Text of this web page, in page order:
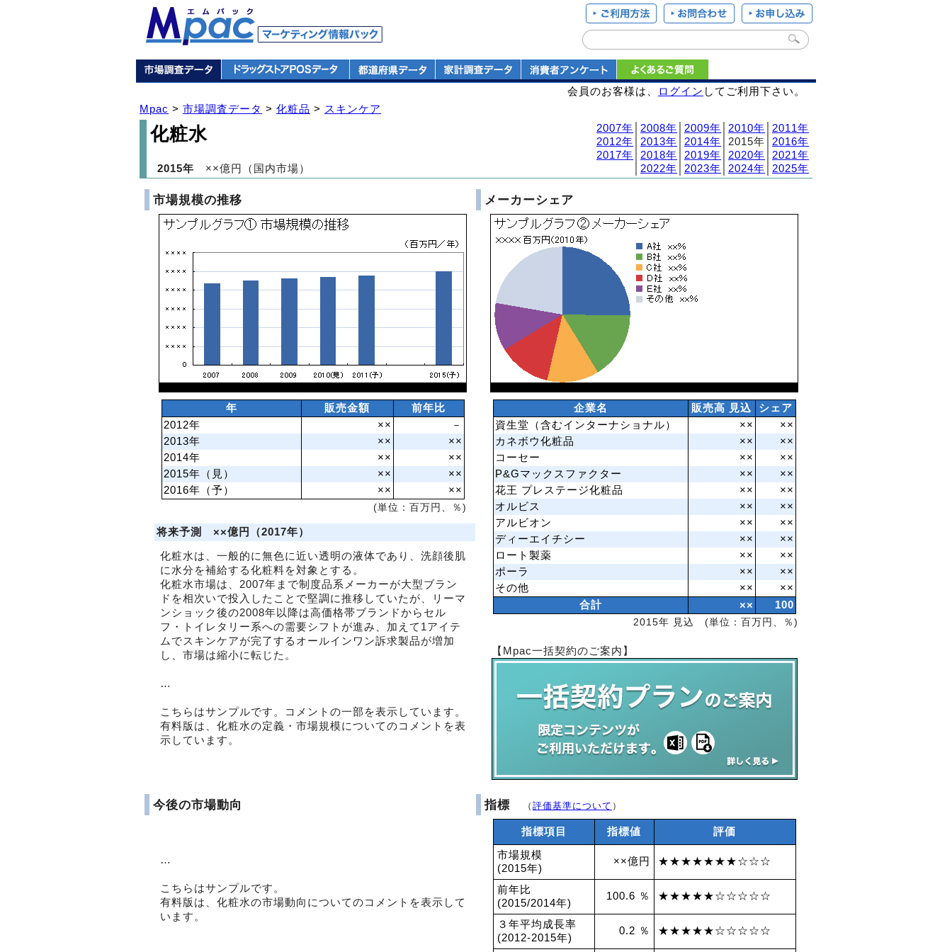
会員のお客様は、 ログイン してご利用下さい。
Mpac > 市場調査データ > 化粧品 > スキンケア
化粧水 2007年 2008年 2009年 2010年
2011年
2012年
2013年 2014年 │2015年│ 2016年
2017年
2018年 2019年 2020年
2021年
2022年 2023年 2024年 2025年
2015年 ××億円（国内市場）
市場規模の推移
年 販売金額
前年比
2012年
××
－
2013年
××
××
2014年
××
××
2015年（見）
××
××
2016年（予）
××
××
(単位：百万円、％)
将来予測 ××億円（2017年）
化粧水は、一般的に無色に近い透明の液体であり、洗顔後肌
に水分を補給する化粧料を対象とする。
化粧水市場は、2007年まで制度品系メーカーが大型ブラン
ドを相次いで投入したことで堅調に推移していたが、リーマ
ンショック後の2008年以降は高価格帯ブランドからセル
フ・トイレタリー系への需要シフトが進み、加えて1アイテ
ムでスキンケアが完了するオールインワン訴求製品が増加
し、市場は縮小に転じた。
…
こちらはサンプルです。コメントの一部を表示しています。
有料版は、化粧水の定義・市場規模についてのコメントを表
示しています。
メーカーシェア
企業名 販売高 見込
シェア
資生堂（含むインターナショナル）
××
××
カネボウ化粧品
××
××
コーセー
××
××
P&Gマックスファクター
××
××
花王 プレステージ化粧品
××
××
オルビス
××
××
アルビオン
××
××
ディーエイチシー
××
××
ロート製薬
××
××
ポーラ
××
××
その他
××
××
合計
××
100
2015年 見込 (単位：百万円、％)
【Mpac一括契約のご案内】
今後の市場動向
…
こちらはサンプルです。
有料版は、化粧水の市場動向についてのコメントを表示して
います。
指標 （ 評価基準について ）
指標項目 指標値 評価
市場規模
(2015年)
××億円 ★★★★★★★☆☆☆
前年比
(2015/2014年)
100.6 ％ ★★★★★☆☆☆☆☆
３年平均成長率
(2012-2015年)
0.2 ％ ★★★★★☆☆☆☆☆